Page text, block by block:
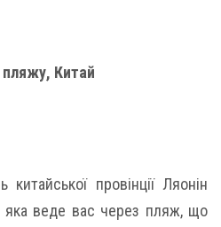
Китай
китайської провінції Ляонін
яка веде вас через пляж, що